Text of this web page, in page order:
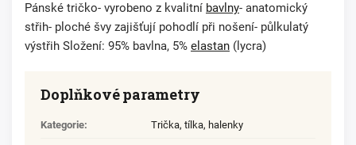
Pánské tričko- vyrobeno z kvalitní bavlny- anatomický
střih- ploché švy zajišťují pohodlí při nošení- půlkulatý
výstřih Složení: 95% bavlna, 5% elastan (lycra)
Doplňkové parametry
Kategorie: Trička, tílka, halenky